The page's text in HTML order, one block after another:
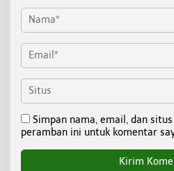
Simpan nama, email, dan
peramban ini untuk komentar